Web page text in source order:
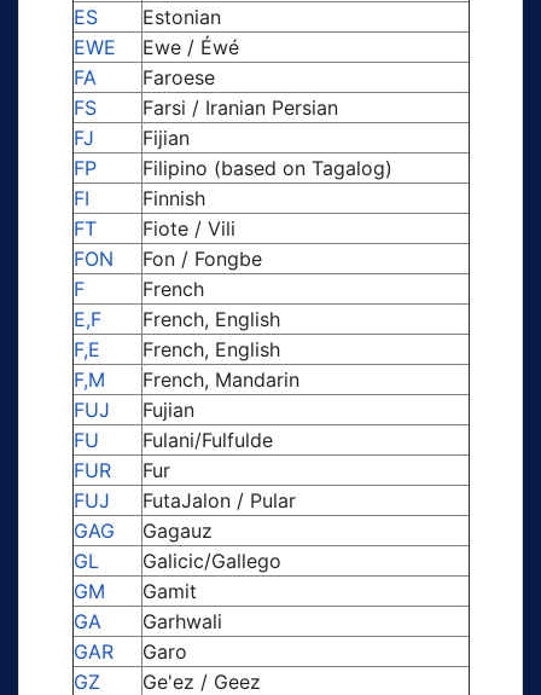
ES
Estonian
EWE
Ewe / Éwé
FA
Faroese
FS
Farsi / Iranian Persian
FJ
Fijian
FP
Filipino (based on Tagalog)
FI
Finnish
FT
Fiote / Vili
FON
Fon / Fongbe
F
French
E,F
French, English
F,E
French, English
F,M
French, Mandarin
FUJ
Fujian
FU
Fulani/Fulfulde
FUR
Fur
FUJ
FutaJalon / Pular
GAG
Gagauz
GL
Galicic/Gallego
GM
Gamit
GA
Garhwali
GAR
Garo
GZ
Ge'ez / Geez